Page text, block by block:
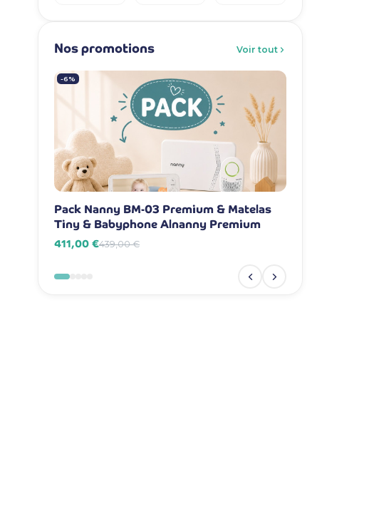
Nos promotions Voir tout
-6%
Pack Nanny BM-03 Premium & Matelas
Tiny & Babyphone Alnanny Premium
411,00 €439,00 €